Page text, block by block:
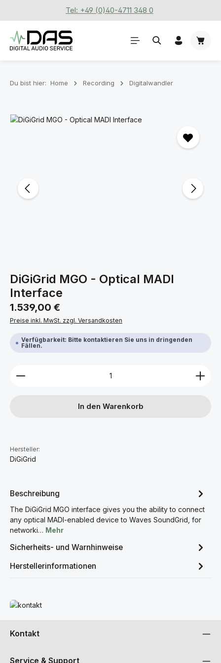
Zum Hauptinhalt springenTel: +49 (0)40-4711 348 0
Du bist hier: Home Recording Digitalwandler
Bildergalerie überspringen
DiGiGrid MGO - Optical MADI
Interface
Regulärer Preis:
1.539,00 €
Preise inkl. MwSt. zzgl. Versandkosten
Verfügbarkeit: Bitte kontaktieren Sie uns in dringenden
Fällen.
Produkt Anzahl: Gib den gewünschten Wert ein
In den Warenkorb
Hersteller:
DiGiGrid
Beschreibung
The DiGiGrid MGO interface gives you the ability to connect
any optical MADI-enabled device to Waves SoundGrid, for
networki… Mehr
Sicherheits- und Warnhinweise
Herstellerinformationen
Mehr erfahren
Kontakt
Service & Support